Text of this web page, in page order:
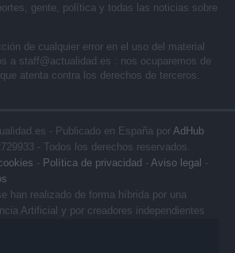
gente, política y todas las noticias sobre
de cualquier error en el uso del material
a staff@actualidad.es : nos ocuparemos de
atenta contra los derechos de terceros.
- Publicado en España por AdHub
- Todos los derechos reservados.
- Política de privacidad - Aviso legal -
han realizado de forma híbrida por una
Artificial y por creadores independientes